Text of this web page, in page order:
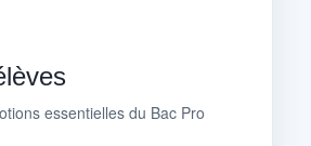
essentielles du Bac Pro